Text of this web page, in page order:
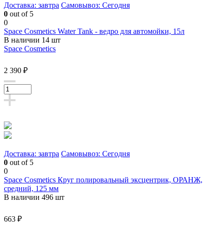
Доставка: завтра Самовывоз: Сегодня
0 out of 5
0
Space Cosmetics Water Tank - ведро для автомойки, 15л
В наличии 14 шт
Space Cosmetics
2 390 ₽
Доставка: завтра Самовывоз: Сегодня
0 out of 5
0
Space Cosmetics Круг полировальный эксцентрик, ОРАНЖ,
средний, 125 мм
В наличии 496 шт
663 ₽